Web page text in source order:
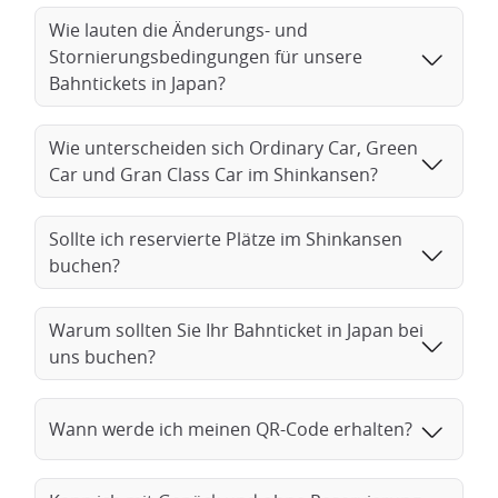
eines der zuverlässigsten, schnellsten und sichersten
Bahnnetze weltweit geschaffen!
Die Shinkansen-
Hochgeschwindigkeitszüge
Der Sanyo Shinkansen, der Hiroshima und Kyoto verbindet,
ist für seine Effizienz und Geschwindigkeit
bekannt. Er legt
eine Strecke von rund380 Kilometernzurück und hält in
großen Städten wie Kobe und Okayama. Die
durchschnittliche Fahrzeit beträgt
1 Stunde und 40 Minuten
wobei die Reisenden die abwechslungsreiche Landschaft
zwischen Hiroshima und Kyoto genießen können. Die Züge
fahren vom Bahnhof Hiroshima bis zum Bahnhof Kyoto, der
im Herzen der alten Hauptstadt Japans liegt.
Verschiedene Arten von Shinkansen
Wenn Sie von Hiroshima nach Kyoto reisen, können Sie
zwischen zwei Arten von Shinkansen-
Hochgeschwindigkeitszügen wählen:Hikari und Nozomi. Die
Wie lauten die Änderungs- und
Stornierungsbedingungen für unsere
Bahntickets in Japan?
Wie unterscheiden sich Ordinary Car, Green
Car und Gran Class Car im Shinkansen?
Sollte ich reservierte Plätze im Shinkansen
buchen?
Warum sollten Sie Ihr Bahnticket in Japan bei
uns buchen?
Wann werde ich meinen QR-Code erhalten?